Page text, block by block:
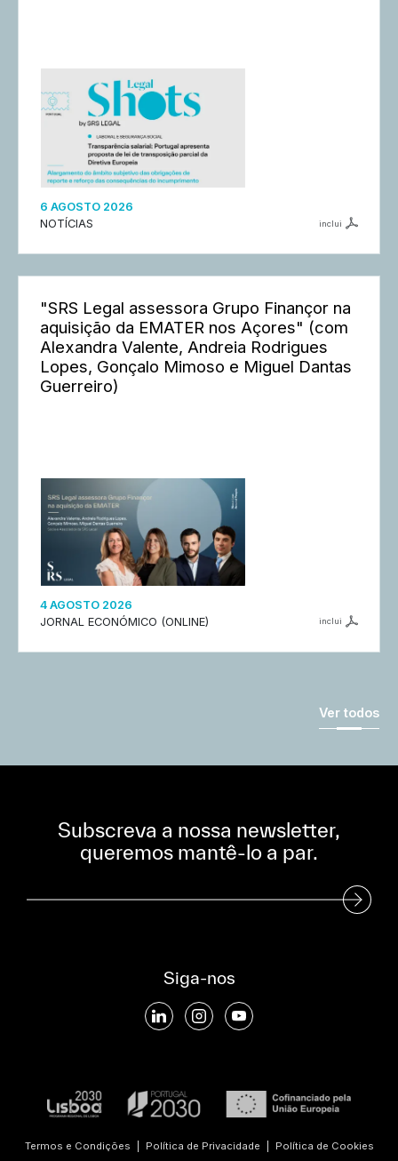
6 AGOSTO 2026
NOTÍCIAS
inclui
"SRS Legal assessora Grupo Finançor na
aquisição da EMATER nos Açores" (com
Alexandra Valente, Andreia Rodrigues
Lopes, Gonçalo Mimoso e Miguel Dantas
Guerreiro)
4 AGOSTO 2026
JORNAL ECONÓMICO (ONLINE)
inclui
Ver todos
Subscreva a nossa newsletter,
queremos mantê-lo a par.
Subscreva a nossa Newsletter
Siga-nos
Termos e Condições Política de Privacidade Política de Cookies